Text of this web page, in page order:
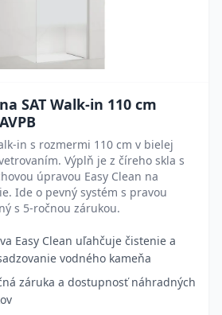
SAT Walk-in 110 cm
in s rozmermi 110 cm v bielej
Výplň je z číreho skla s
úpravou Easy Clean na
Ide o pevný systém s pravou
s 5-ročnou zárukou.
Easy Clean uľahčuje čistenie a
vodného kameňa
záruka a dostupnosť náhradných